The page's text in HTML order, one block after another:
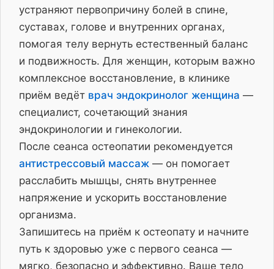
устраняют первопричину болей в спине,
суставах, голове и внутренних органах,
помогая телу вернуть естественный баланс
и подвижность. Для женщин, которым важно
комплексное восстановление, в клинике
приём ведёт врач эндокринолог женщина —
специалист, сочетающий знания
эндокринологии и гинекологии.
После сеанса остеопатии рекомендуется
антистрессовый массаж — он помогает
расслабить мышцы, снять внутреннее
напряжение и ускорить восстановление
организма.
Запишитесь на приём к остеопату и начните
путь к здоровью уже с первого сеанса —
мягко, безопасно и эффективно. Ваше тело